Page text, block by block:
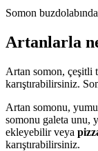
Somon
Artanlarla
Artan somon, çeşitli
karıştırabilirsiniz.
Artan somonu,
somonu galeta unu,
ekleyebilir veya
karıştırabilirsiniz.